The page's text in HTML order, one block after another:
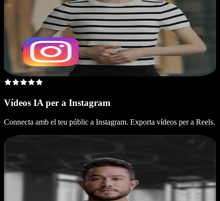
Vídeos IA per a Instagram
Connecta amb el teu públic a Instagram. Exporta vídeos per a Reels.